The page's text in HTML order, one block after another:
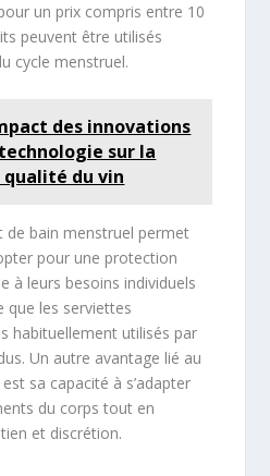
un prix compris entre 10
peuvent être utilisés
cycle menstruel.
des innovations
sur la
du vin
de bain menstruel permet
pour une protection
à leurs besoins individuels
que les serviettes
habituellement utilisés par
Un autre avantage lié au
sa capacité à s’adapter
du corps tout en
et discrétion.